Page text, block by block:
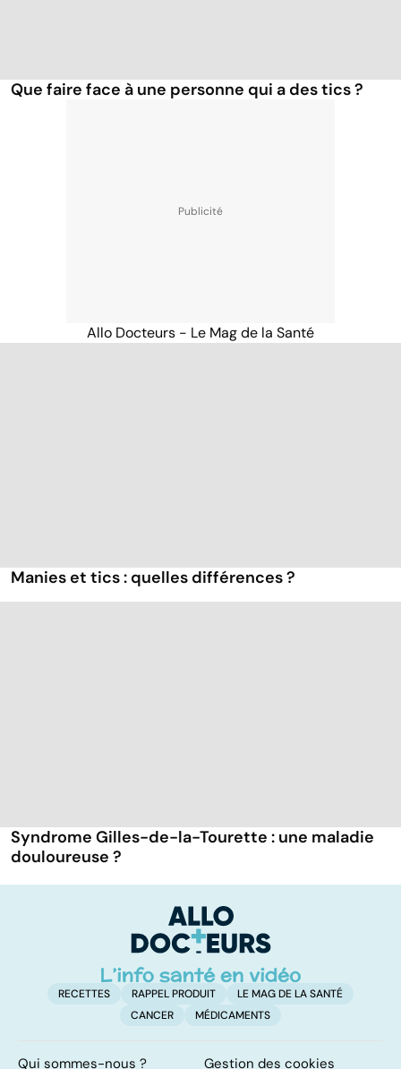
Que faire face à une personne qui a des tics ?
Allo Docteurs - Le Mag de la Santé
Manies et tics : quelles différences ?
Syndrome Gilles-de-la-Tourette : une maladie
douloureuse ?
RECETTES RAPPEL PRODUIT
LE MAG DE LA SANTÉ
CANCER
MÉDICAMENTS
Qui sommes-nous ? Gestion des cookies